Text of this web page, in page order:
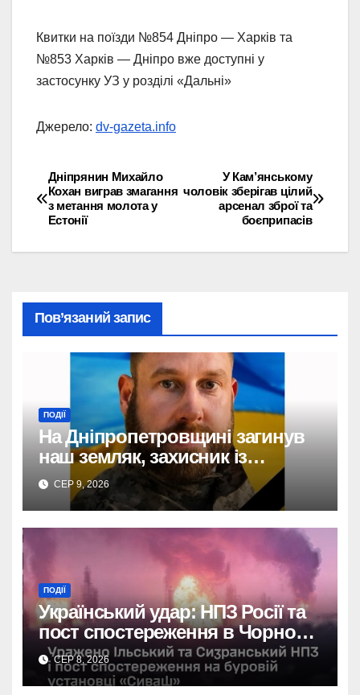
Квитки на поїзди №854 Дніпро — Харків та
№853 Харків — Дніпро вже доступні у
застосунку УЗ у розділі «Дальні»
Джерело: dv-gazeta.info
Навігація
записів
У Кам’янському
чоловік зберігав цілий
арсенал зброї та
боєприпасів
Дніпрянин Михайло
Кохан виграв змагання
з метання молота у
Естонії
Пов’язаний запис
ПОДІЇ
На Дніпропетровщині загинув
наш земляк, захисник із
Кам’янського Олександр
Андрієнко.
СЕР 9, 2026
ПОДІЇ
Український удар: НПЗ Росії та
пост спостереження в Чорному
морі вражені.
СЕР 8, 2026